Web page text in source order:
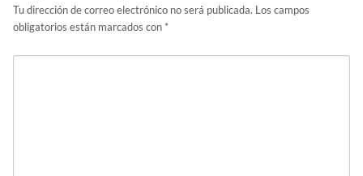
Tu dirección de correo electrónico no será publicada. Los campos
obligatorios están marcados con *